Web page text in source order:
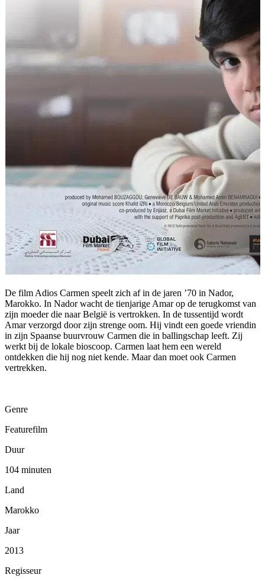
De film Adios Carmen speelt zich af in de jaren ’70 in Nador,
Marokko. In Nador wacht de tienjarige Amar op de terugkomst van
zijn moeder die naar België is vertrokken. In de tussentijd wordt
Amar verzorgd door zijn strenge oom. Hij vindt een goede vriendin
in zijn Spaanse buurvrouw Carmen die in ballingschap leeft. Zij
werkt bij de lokale bioscoop. Carmen laat hem een wereld
ontdekken die hij nog niet kende. Maar dan moet ook Carmen
vertrekken.
Genre
Featurefilm
Duur
104 minuten
Land
Marokko
Jaar
2013
Regisseur